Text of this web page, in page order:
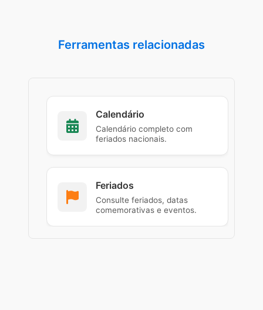
vento e temperatura podem ser mais
Ferramentas relacionadas
Calendário
Calendário completo com
feriados nacionais.
Feriados
Consulte feriados, datas
comemorativas e eventos.